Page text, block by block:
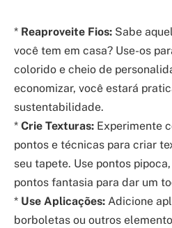
* Reaproveite Fios: Sabe
você tem em casa? Use-os
colorido e cheio de
economizar, você estará
sustentabilidade.
* Crie Texturas: Experimente
pontos e técnicas para criar
seu tapete. Use pontos
pontos fantasia para dar um
* Use Aplicações: Adicione
borboletas ou outros